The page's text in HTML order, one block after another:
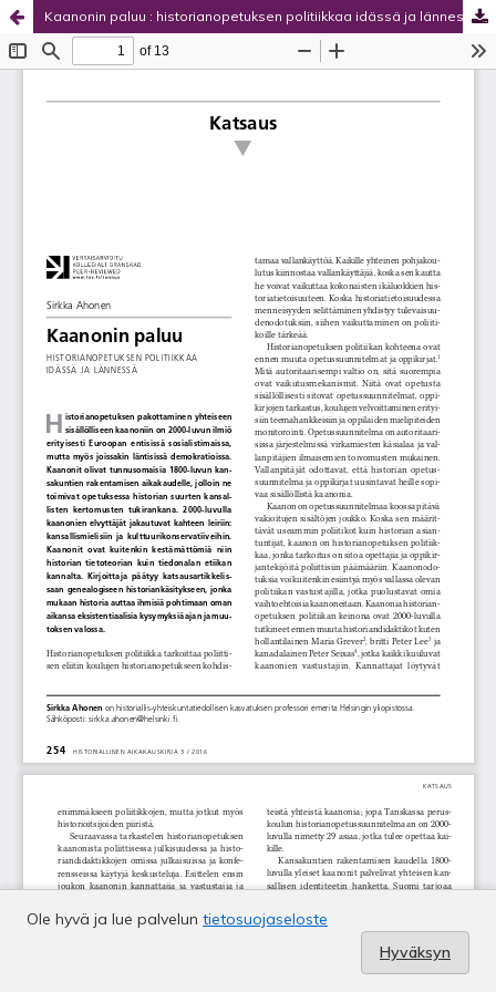
Kaanonin paluu : historianopetuksen politiikkaa idässä ja lännessä
Ole hyvä ja lue palvelun tietosuojaseloste
Hyväksyn
Palvelua ylläpitääTieteellisten seurain valtuuskunta